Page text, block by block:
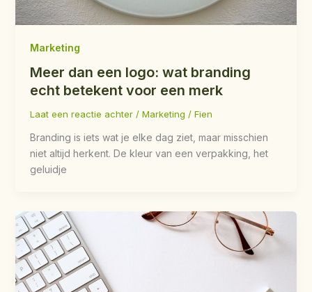
Marketing
Meer dan een logo: wat branding
echt betekent voor een merk
Laat een reactie achter / Marketing / Fien
Branding is iets wat je elke dag ziet, maar misschien
niet altijd herkent. De kleur van een verpakking, het
geluidje